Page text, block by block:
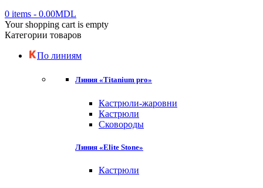
0 items - 0.00MDL
Your shopping cart is empty
Категории товаров
По линиям
Линия «Titanium pro»
Кастрюли-жаровни
Кастрюли
Сковороды
Линия «Elite Stone»
Кастрюли